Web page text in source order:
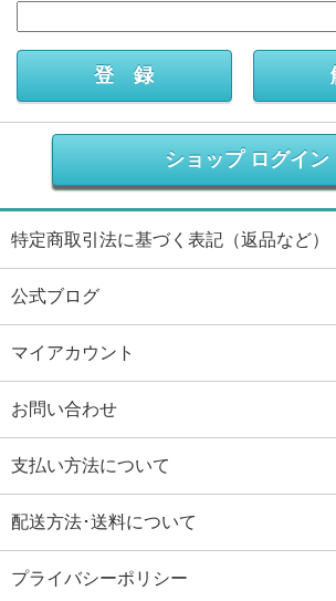
ショップ ログイン
特定商取引法に基づく表記（返品など）
公式ブログ
マイアカウント
お問い合わせ
支払い方法について
配送方法･送料について
プライバシーポリシー